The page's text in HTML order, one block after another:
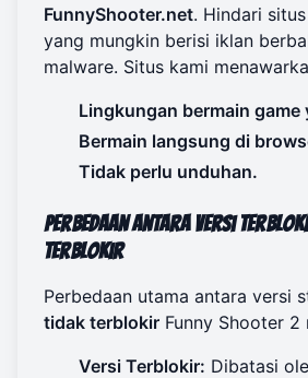
FunnyShooter.net. Hindari
yang mungkin berisi iklan
malware. Situs kami
Lingkungan bermain game
Bermain langsung di
Tidak perlu unduhan.
Perbedaan Antara Versi
Terblokir
Perbedaan utama antara versi
tidak terblokir Funny Shooter 2
Versi Terblokir: Dibatasi